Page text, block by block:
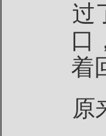
过
口
着
原